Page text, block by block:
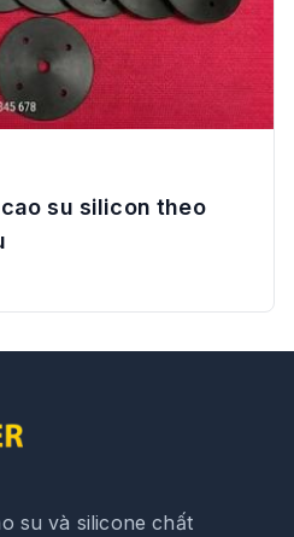
su silicon theo
su và silicone chất